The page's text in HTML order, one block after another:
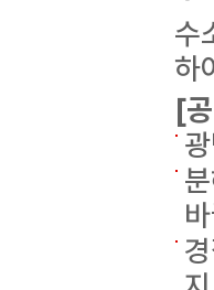
수
하
[